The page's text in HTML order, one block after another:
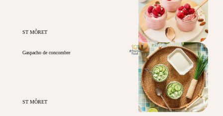
ST MÔRET
Gaspacho de concombre
ST MÔRET